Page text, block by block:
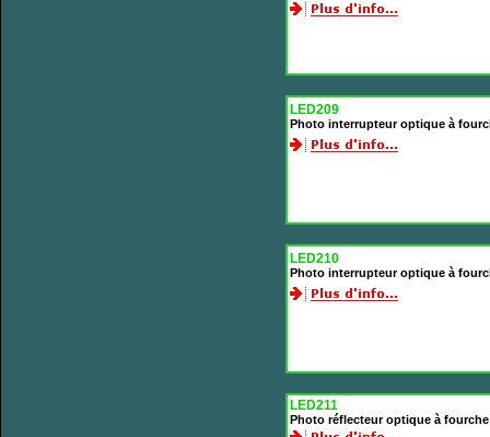
LED209
Photo interrupteur optique à
LED210
Photo interrupteur optique à
LED211
Photo réflecteur optique à fourche